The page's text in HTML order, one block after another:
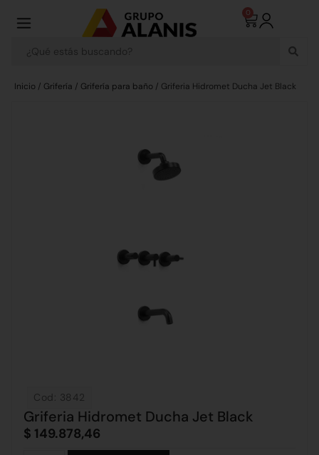
0
Inicio / Grifería / Grifería para baño / Griferia Hidromet Ducha Jet Black
Cod: 3842
Griferia Hidromet Ducha Jet Black
$ 149.878,46